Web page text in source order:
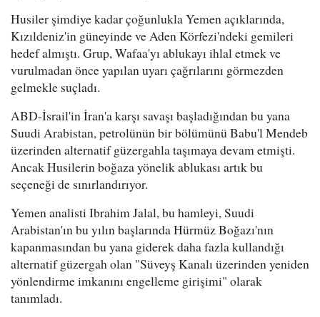
Husiler şimdiye kadar çoğunlukla Yemen açıklarında,
Kızıldeniz'in güneyinde ve Aden Körfezi'ndeki gemileri
hedef almıştı. Grup, Wafaa'yı ablukayı ihlal etmek ve
vurulmadan önce yapılan uyarı çağrılarını görmezden
gelmekle suçladı.
ABD-İsrail'in İran'a karşı savaşı başladığından bu yana
Suudi Arabistan, petrolünün bir bölümünü Babu'l Mendeb
üzerinden alternatif güzergahla taşımaya devam etmişti.
Ancak Husilerin boğaza yönelik ablukası artık bu
seçeneği de sınırlandırıyor.
Yemen analisti Ibrahim Jalal, bu hamleyi, Suudi
Arabistan'ın bu yılın başlarında Hürmüz Boğazı'nın
kapanmasından bu yana giderek daha fazla kullandığı
alternatif güzergah olan "Süveyş Kanalı üzerinden yeniden
yönlendirme imkanını engelleme girişimi" olarak
tanımladı.